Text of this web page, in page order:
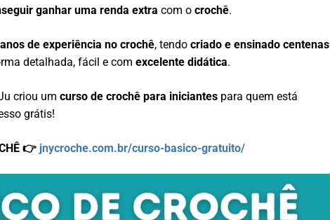
ganhar uma renda extra com ocrochê.
de experiência no crochê, tendocriado e ensinado centenas
detalhada, fácil e comexcelente didática.
criou umcurso de crochê para iniciantes para quem está
grátis!
👉 jnycroche.com.br/curso-basico-gratuito/